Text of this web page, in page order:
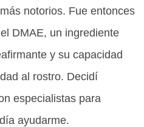
notorios. Fue entonces
DMAE, un ingrediente
y su capacidad
al rostro. Decidí
especialistas para
ayudarme.